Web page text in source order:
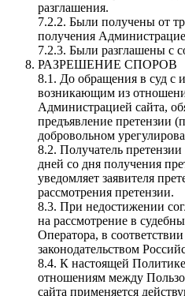
разглашения.
7.2.2. Были получены от
получения
7.2.3. Были разглашены с
РАЗРЕШЕНИЕ СПОРОВ
8.1. До обращения в суд с
возникающим из
Администрацией сайта,
предъявление претензии
добровольном
8.2. Получатель
дней со дня получения
уведомляет заявителя
рассмотрения претензии.
8.3. При недостижении
на рассмотрение в
Оператора, в
законодательством
8.4. К настоящей
отношениям между
сайта применяется